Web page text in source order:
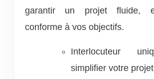
garantir un projet fluide,
conforme à vos objectifs.
Interlocuteur
simplifier votre projet